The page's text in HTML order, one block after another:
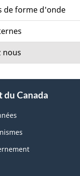
de forme d'onde
nous
du Canada